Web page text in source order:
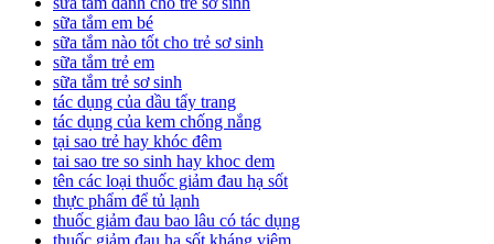
sữa tắm em bé
sữa tắm nào tốt cho trẻ sơ sinh
sữa tắm trẻ em
sữa tắm trẻ sơ sinh
tác dụng của dầu tẩy trang
tác dụng của kem chống nắng
tại sao trẻ hay khóc đêm
tai sao tre so sinh hay khoc dem
tên các loại thuốc giảm đau hạ sốt
thực phẩm để tủ lạnh
thuốc giảm đau bao lâu có tác dụng